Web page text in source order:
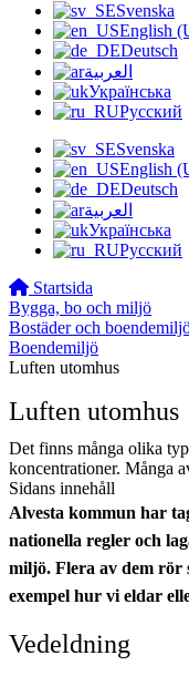
Svenska
English
Deutsch
العربية
Українська
Русский
Svenska
English
Deutsch
العربية
Українська
Русский
Startsida
Bygga, bo och miljö
Bostäder och
Boendemiljö
Luften utomhus
Luften utomhus
Det finns många olika
koncentrationer. Många
Sidans innehåll
Alvesta kommun har
nationella regler och
miljö. Flera av dem rör
exempel hur vi eldar
Vedeldning